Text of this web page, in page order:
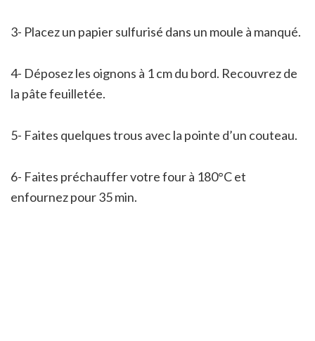
3- Placez un papier sulfurisé dans un moule à manqué.
4- Déposez les oignons à 1 cm du bord. Recouvrez de
la pâte feuilletée.
5- Faites quelques trous avec la pointe d’un couteau.
6- Faites préchauffer votre four à 180°C et
enfournez pour 35 min.